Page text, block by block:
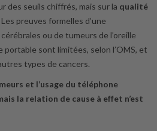
des seuils chiffrés, mais sur la qualité
Les preuves formelles d’une
ou de tumeurs de l’oreille
sont limitées, selon l’OMS, et
types de cancers.
et l’usage du téléphone
la relation de cause à effet n’est